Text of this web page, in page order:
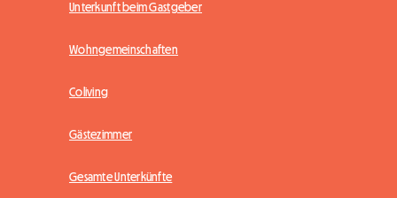
Unterkunft beim Gastgeber
Wohngemeinschaften
Coliving
Gästezimmer
Gesamte Unterkünfte